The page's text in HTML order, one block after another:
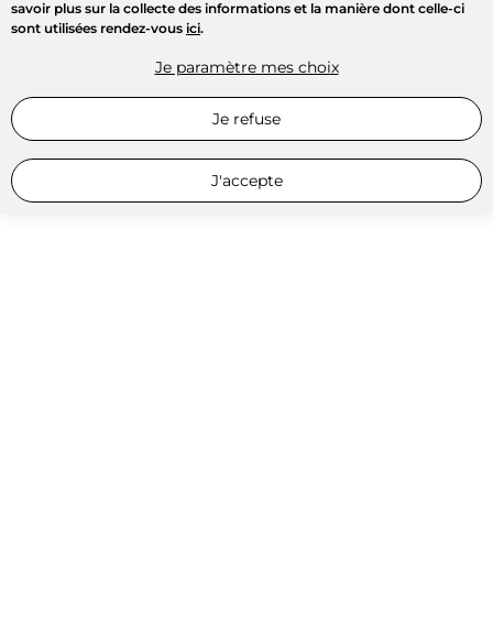
savoir plus sur la collecte des informations et la manière dont celle-ci
sont utilisées rendez-vous ici.
Je paramètre mes choix
Je refuse
J'accepte